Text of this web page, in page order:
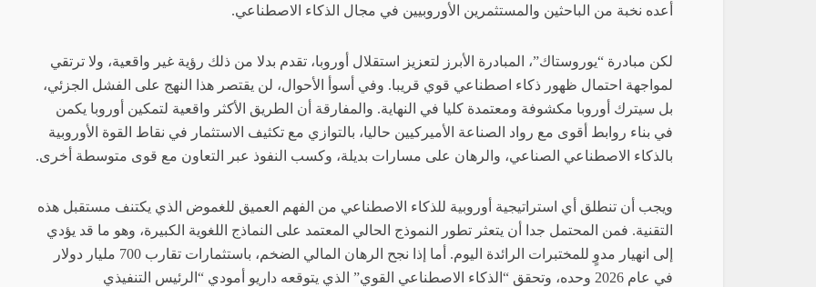
أعده نخبة من الباحثين والمستثمرين الأوروبيين في مجال الذكاء الاصطناعي.
لكن مبادرة “يوروستاك”، المبادرة الأبرز لتعزيز استقلال أوروبا، تقدم بدلا من ذلك رؤية غير واقعية، ولا ترتقي
لمواجهة احتمال ظهور ذكاء اصطناعي قوي قريبا. وفي أسوأ الأحوال، لن يقتصر هذا النهج على الفشل الجزئي،
بل سيترك أوروبا مكشوفة ومعتمدة كليا في النهاية. والمفارقة أن الطريق الأكثر واقعية لتمكين أوروبا يكمن
في بناء روابط أقوى مع رواد الصناعة الأميركيين حاليا، بالتوازي مع تكثيف الاستثمار في نقاط القوة الأوروبية
بالذكاء الاصطناعي الصناعي، والرهان على مسارات بديلة، وكسب النفوذ عبر التعاون مع قوى متوسطة أخرى.
ويجب أن تنطلق أي استراتيجية أوروبية للذكاء الاصطناعي من الفهم العميق للغموض الذي يكتنف مستقبل هذه
التقنية. فمن المحتمل جدا أن يتعثر تطور النموذج الحالي المعتمد على النماذج اللغوية الكبيرة، وهو ما قد يؤدي
إلى انهيار مدوٍ للمختبرات الرائدة اليوم. أما إذا نجح الرهان المالي الضخم، باستثمارات تقارب 700 مليار دولار
في عام 2026 وحده، وتحقق “الذكاء الاصطناعي القوي” الذي يتوقعه داريو أمودي “الرئيس التنفيذي